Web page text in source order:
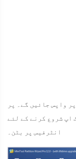
واپس جائیں گے۔ پر
اپ شروع کرنے کے لئے
انٹرفیس پر بٹن۔